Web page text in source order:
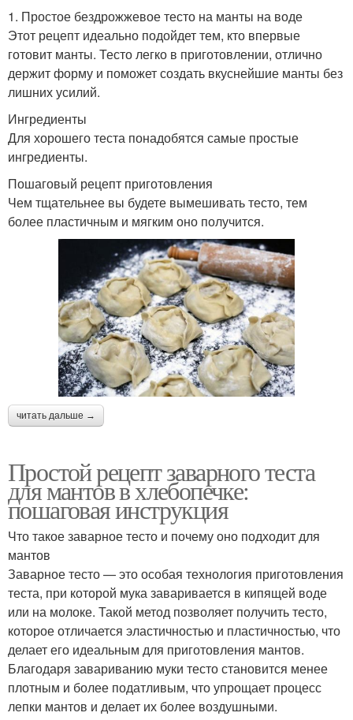
1. Простое бездрожжевое тесто на манты на воде
Этот рецепт идеально подойдет тем, кто впервые
готовит манты. Тесто легко в приготовлении, отлично
держит форму и поможет создать вкуснейшие манты без
лишних усилий.
Ингредиенты
Для хорошего теста понадобятся самые простые
ингредиенты.
Пошаговый рецепт приготовления
Чем тщательнее вы будете вымешивать тесто, тем
более пластичным и мягким оно получится.
читать дальше →
Простой рецепт заварного теста
для мантов в хлебопечке:
пошаговая инструкция
Что такое заварное тесто и почему оно подходит для
мантов
Заварное тесто — это особая технология приготовления
теста, при которой мука заваривается в кипящей воде
или на молоке. Такой метод позволяет получить тесто,
которое отличается эластичностью и пластичностью, что
делает его идеальным для приготовления мантов.
Благодаря завариванию муки тесто становится менее
плотным и более податливым, что упрощает процесс
лепки мантов и делает их более воздушными.